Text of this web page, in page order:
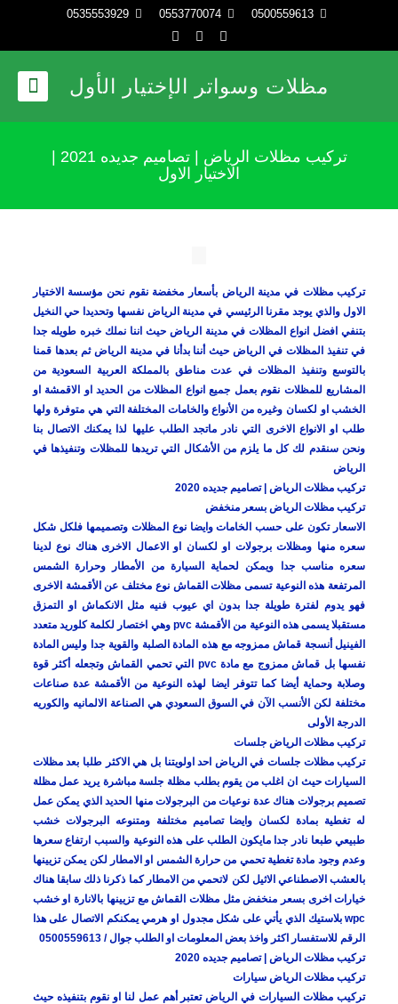
0500559613
0553770074
0535553929
مظلات وسواتر الإختيار الأول
الاختيار الاول
تركيب مظلات في مدينة الرياض بأسعار مخفضة نقوم نحن مؤسسة الاختيار
الاول والذي يوجد مقرنا الرئيسي في مدينة الرياض نفسها وتحديدا حي النخيل
بتنفي افضل انواع المظلات في مدينة الرياض حيث اننا نملك خبره طويله جدا
في تنفيذ المظلات في الرياض حيث أننا بدأنا في مدينة الرياض ثم بعدها قمنا
بالتوسع وتنفيذ المظلات في عدت مناطق بالمملكة العربية السعودية من
المشاريع للمظلات نقوم بعمل جميع انواع المظلات من الحديد او الاقمشة او
الخشب او لكسان وغيره من الأنواع والخامات المختلفة التي هي متوفرة ولها
طلب او الانواع الاخرى التي نادر ماتجد الطلب عليها لذا يمكنك الاتصال بنا
ونحن سنقدم لك كل ما يلزم من الأشكال التي تريدها للمظلات وتنفيذها في
الرياض
تركيب مظلات الرياض | تصاميم جديده 2020
تركيب مظلات الرياض بسعر منخفض
الاسعار تكون على حسب الخامات وايضا نوع المظلات وتصميمها فلكل شكل
سعره منها ومظلات برجولات او لكسان او الاعمال الاخرى هناك نوع لدينا
سعره مناسب جدا ويمكن لحماية السيارة من الأمطار وحرارة الشمس
المرتفعة هذه النوعية تسمى مظلات القماش نوع مختلف عن الأقمشة الاخرى
فهو يدوم لفترة طويلة جدا بدون اي عيوب فنيه مثل الانكماش او التمزق
مستقبلا يسمى هذه النوعية من الأقمشة pvc وهي اختصار لكلمة كلوريد متعدد
الفينيل أنسجة قماش ممزوجه مع هذه المادة الصلبة والقوية جدا وليس المادة
نفسها بل قماش ممزوج مع مادة pvc التي تحمي القماش وتجعله أكثر قوة
وصلابة وحماية أيضا كما تتوفر ايضا لهذه النوعية من الأقمشة عدة صناعات
مختلفة لكن الأنسب الآن في السوق السعودي هي الصناعة الالمانيه والكوريه
الدرجة الأولى
تركيب مظلات الرياض جلسات
تركيب مظلات جلسات في الرياض احد اولويتنا بل هي الاكثر طلبا بعد مظلات
السيارات حيث ان اغلب من يقوم بطلب مظلة جلسة مباشرة يريد عمل مظلة
تصميم برجولات هناك عدة نوعيات من البرجولات منها الحديد الذي يمكن عمل
له تغطية بمادة لكسان وايضا تصاميم مختلفة ومتنوعه البرجولات خشب
طبيعي طبعا نادر جدا مايكون الطلب على هذه النوعية والسبب ارتفاع سعرها
وعدم وجود مادة تغطية تحمي من حرارة الشمس او الامطار لكن يمكن تزيينها
بالعشب الاصطناعي الاثيل لكن لاتحمي من الامطار كما ذكرنا ذلك سابقا هناك
خيارات اخرى بسعر منخفض مثل مظلات القماش مع تزيينها بالانارة او خشب
wpc بلاستيك الذي يأتي على شكل مجدول او هرمي يمكنكم الاتصال على هذا
الرقم للاستفسار اكثر واخذ بعض المعلومات او الطلب جوال / 0500559613
تركيب مظلات الرياض | تصاميم جديده 2020
تركيب مظلات الرياض سيارات
تركيب مظلات السيارات في الرياض تعتبر أهم عمل لنا او نقوم بتنفيذه حيث